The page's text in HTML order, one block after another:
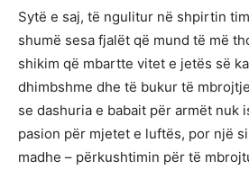
Sytë e saj, të ngulitur në shpirtin
shumë sesa fjalët që mund të më
shikim që mbartte vitet e jetës së
dhimbshme dhe të bukur të
se dashuria e babait për armët nuk
pasion për mjetet e luftës, por një
madhe – përkushtimin për të